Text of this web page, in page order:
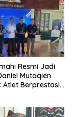
Resmi Jadi
Mutaqien
Atlet Berprestasi